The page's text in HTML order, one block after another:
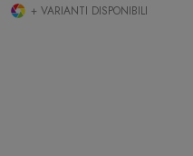
+ VARIANTI DISPONIBILI